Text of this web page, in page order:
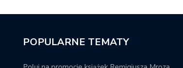
POPULARNE TEMATY